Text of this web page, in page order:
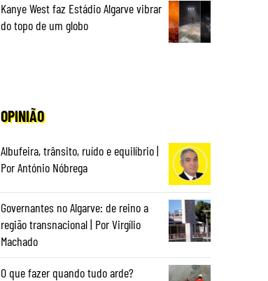
Kanye West faz Estádio Algarve vibrar
do topo de um globo
OPINIÃO
Albufeira, trânsito, ruído e equilíbrio |
Por António Nóbrega
Governantes no Algarve: de reino a
região transnacional | Por Virgílio
Machado
O que fazer quando tudo arde?